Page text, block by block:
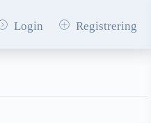
Login Registrering